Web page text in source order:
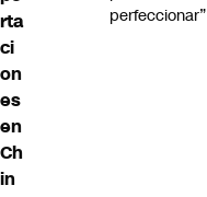
rta
ci
on
es
en
Ch
in
perfeccionar”